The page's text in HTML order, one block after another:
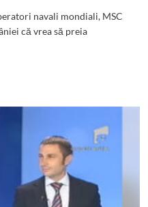
navali mondiali, MSC
că vrea să preia